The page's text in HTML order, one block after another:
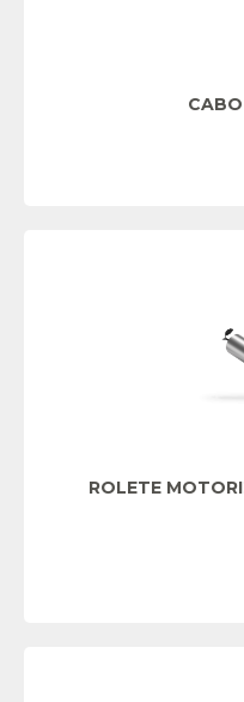
ROLETE